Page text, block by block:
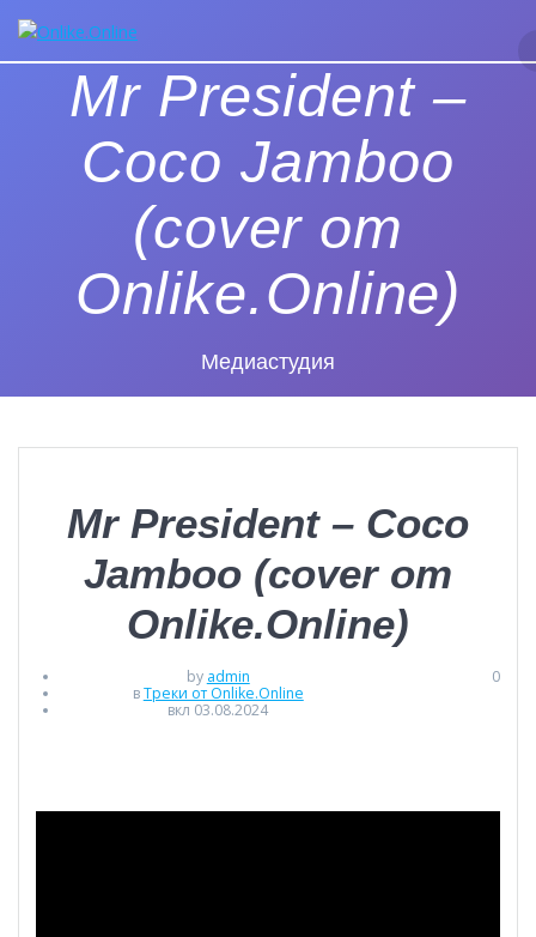
контенту
Mr President –
Coco Jamboo
(cover от
Onlike.Online)
Медиастудия
Mr President – Coco
Jamboo (cover от
Onlike.Online)
by admin
вТреки от Onlike.Online
вкл 03.08.2024
0